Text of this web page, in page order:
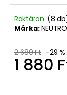
Raktáron (8
Márka:
2 680 Ft –29 %
1 880